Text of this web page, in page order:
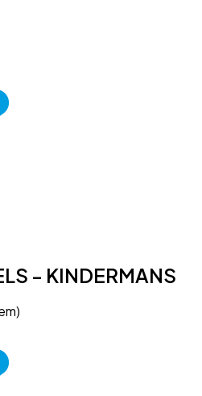
- KINDERMANS